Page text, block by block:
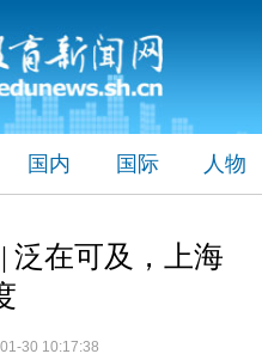
国内 国际 人物
泛在可及，上海
30 10:17:38